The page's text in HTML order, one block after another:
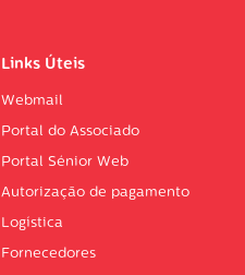
Links Úteis
Webmail
Portal do Associado
Portal Sénior Web
Autorização de pagamento
Logística
Fornecedores